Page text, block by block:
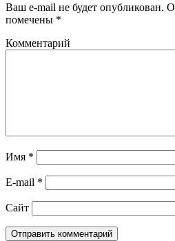
Ваш e-mail не будет опубликован.
помечены *
Комментарий
Имя *
E-mail *
Сайт